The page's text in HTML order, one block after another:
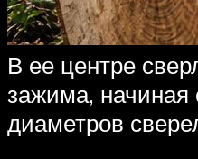
В ее центре
зажима,
диаметров